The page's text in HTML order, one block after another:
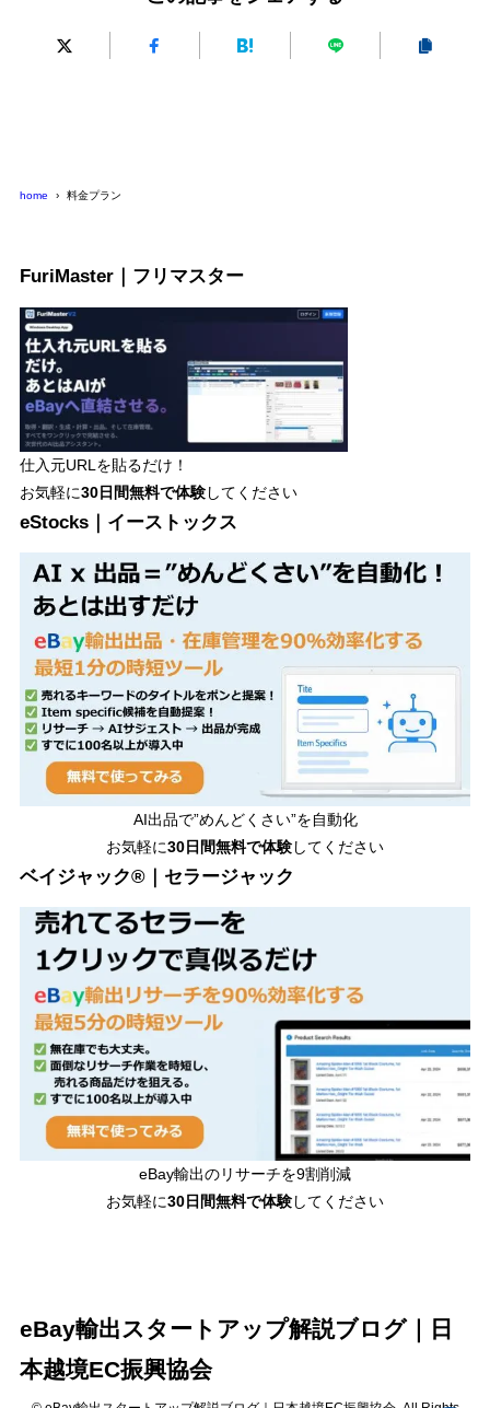
home 料金プラン
FuriMaster｜フリマスター
仕入元URLを貼るだけ！
お気軽に30日間無料で体験してください
eStocks｜イーストックス
AI出品で”めんどくさい”を自動化
お気軽に30日間無料で体験してください
ベイジャック®｜セラージャック
eBay輸出のリサーチを9割削減
お気軽に30日間無料で体験してください
eBay輸出スタートアップ解説ブログ｜日
本越境EC振興協会